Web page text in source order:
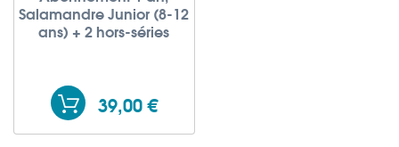
Salamandre Junior (8-12
ans) + 2 hors-séries
39,00 €